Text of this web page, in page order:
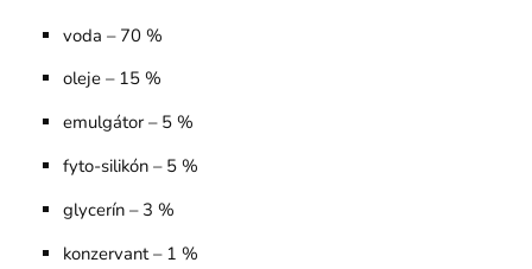
voda – 70 %
oleje – 15 %
emulgátor – 5 %
fyto-silikón – 5 %
glycerín – 3 %
konzervant – 1 %